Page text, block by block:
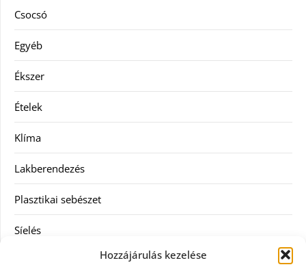
Hozzájárulás kezelése
Csocsó
Egyéb
Ékszer
Ételek
Klíma
Lakberendezés
Plasztikai sebészet
Síelés